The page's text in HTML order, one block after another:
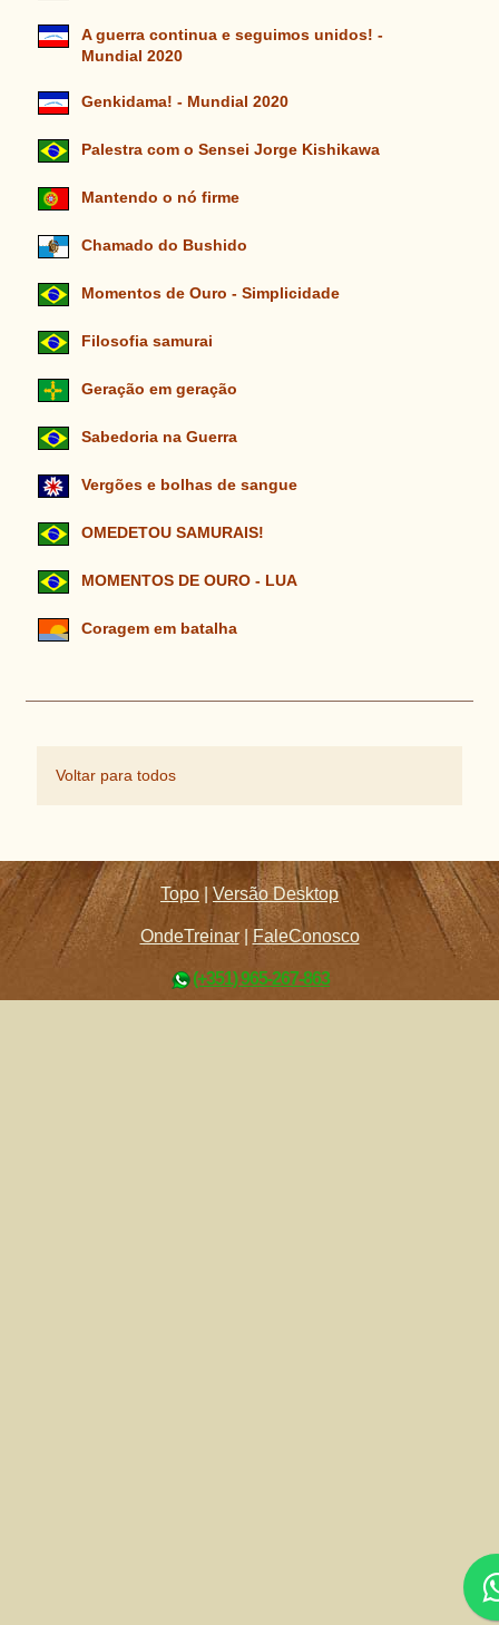
A guerra continua e seguimos unidos! -
Mundial 2020
Genkidama! - Mundial 2020
Palestra com o Sensei Jorge Kishikawa
Mantendo o nó firme
Chamado do Bushido
Momentos de Ouro - Simplicidade
Filosofia samurai
Geração em geração
Sabedoria na Guerra
Vergões e bolhas de sangue
OMEDETOU SAMURAIS!
MOMENTOS DE OURO - LUA
Coragem em batalha
Voltar para todos
Topo |Versão Desktop
OndeTreinar| FaleConosco
(+351) 965-267-863